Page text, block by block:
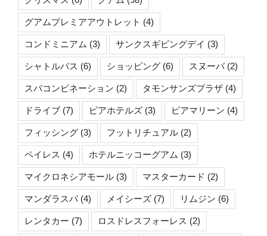
グアムプレミアアウトレット (4)
コンドミニアム (3) サンクスギビングデイ (3)
シャトルバス (6) ショッピング (6) スヌーバ(2)
スパコンビネーション (2) タモンサンズプラザ (4)
ドライブ (7) ピアホテルズ (3) ピアマリーン (4)
フィッシング (3) フットリチュアル (2)
ペイレス (4) ホテルニッコーグアム (3)
マイクロネシアモール (3) マスターカード (2)
マンダラスパ(4) メイシーズ (7) リムジン (6)
レンタカー (7) ロスドレスフォーレス (2)